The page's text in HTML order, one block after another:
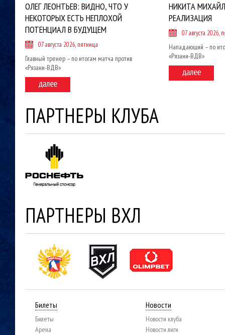
ОЛЕГ ЛЕОНТЬЕВ: ВИДНО, ЧТО У
НЕКОТОРЫХ ЕСТЬ НЕПЛОХОЙ
ПОТЕНЦИАЛ В БУДУЩЕМ
07 августа 2026, пятница
Главный тренер – по итогам матча против
«Рязани-ВДВ»
НИКИТА
РЕАЛИЗАЦИЯ
07 августа 2026,
Нападающий – по
«Рязани-ВДВ»
ПАРТНЕРЫ КЛУБА
ПАРТНЕРЫ ВХЛ
Билеты
Билеты
Арена
Новости
Новости клуба
Новости лиги